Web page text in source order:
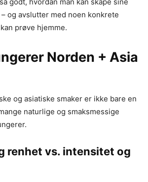
og avslutter med noen konkrete
prøve hjemme.
Norden + Asia
og asiatiske smaker er ikke bare en
naturlige og smaksmessige
renhet vs. intensitet og